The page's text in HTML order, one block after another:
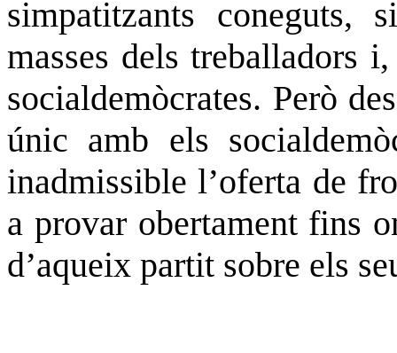
simpatitzants coneguts,
masses dels treballadors
socialdemòcrates. Però
únic amb els
inadmissible l’oferta de
a provarobertament fins
d’aqueix partit sobre els